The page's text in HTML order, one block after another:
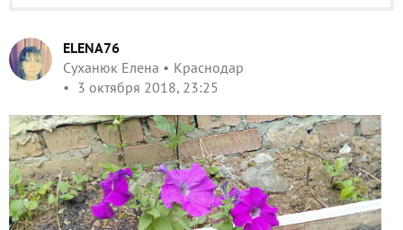
ELENA76
Суханюк Елена
Краснодар
3 октября 2018, 23:25